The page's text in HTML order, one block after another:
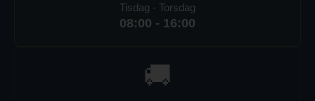
Tisdag - Torsdag
08:00 - 16:00
🚚